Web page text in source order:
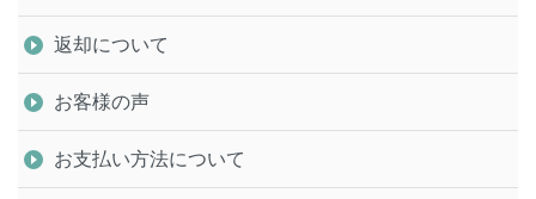
返却について
お客様の声
お支払い方法について